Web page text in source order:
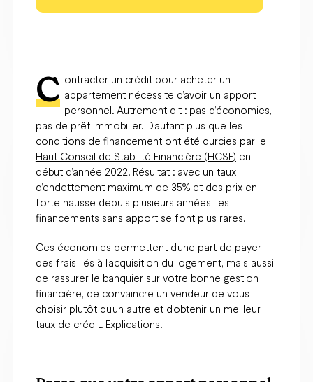
C ontracter un crédit pour acheter un
appartement nécessite d’avoir un apport
personnel. Autrement dit : pas d’économies,
pas de prêt immobilier. D’autant plus que les
conditions de financement ont été durcies par le
Haut Conseil de Stabilité Financière (HCSF) en
début d’année 2022. Résultat : avec un taux
d’endettement maximum de 35% et des prix en
forte hausse depuis plusieurs années, les
financements sans apport se font plus rares.
Ces économies permettent d’une part de payer
des frais liés à l’acquisition du logement, mais aussi
de rassurer le banquier sur votre bonne gestion
financière, de convaincre un vendeur de vous
choisir plutôt qu’un autre et d’obtenir un meilleur
taux de crédit. Explications.